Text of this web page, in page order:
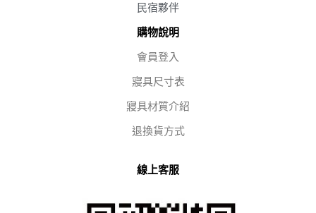
民宿夥伴
購物說明
會員登入
寢具尺寸表
寢具材質介紹
退換貨方式
線上客服